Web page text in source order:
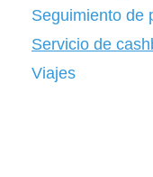
Seguimiento de
Servicio de
Viajes